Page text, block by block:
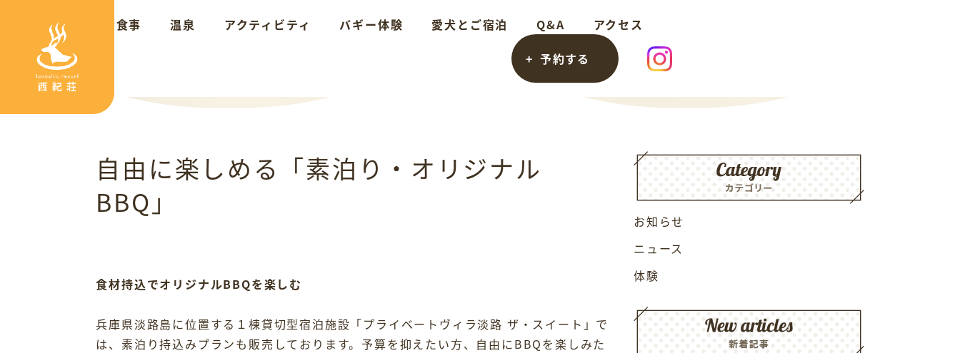
お部屋 お食事 温泉 アクティビティ バギー体験 愛犬とご宿泊 Q&A
アクセス
予約する
ピックアップ
自由に楽しめる「素泊り・オリジナルBBQ」
自由に楽しめる「素泊り・オリジナル
BBQ」
食材持込でオリジナルBBQを楽しむ
兵庫県淡路島に位置する１棟貸切型宿泊施設「プライベートヴィラ淡路 ザ・スイート」で
は、素泊り持込みプランも販売しております。予算を抑えたい方、自由にBBQを楽しみた
お知らせ
ニュース
体験